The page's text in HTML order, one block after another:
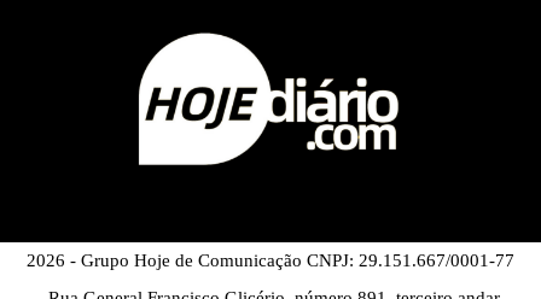
2026 - Grupo Hoje de Comunicação CNPJ: 29.151.667/0001-77